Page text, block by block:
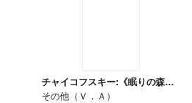
チャイコフスキー:《眠りの森の美女》(ハイライツ)
その他（Ｖ．Ａ）